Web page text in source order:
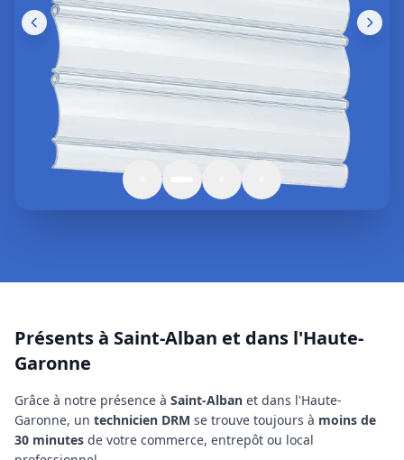
Présents à Saint-Alban et dans l'Haute-
Garonne
Grâce à notre présence à Saint-Alban et dans l'Haute-
Garonne, un technicien DRM se trouve toujours à moins de
30 minutes de votre commerce, entrepôt ou local